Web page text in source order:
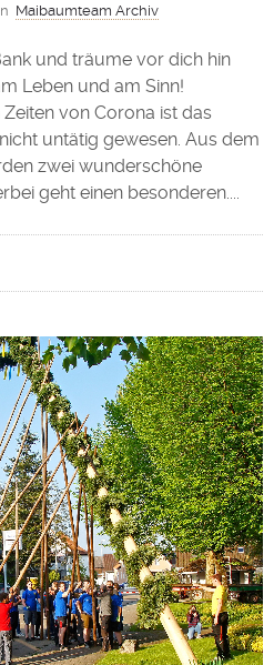
Maibaumteam Archiv
und träume vor dich hin
Leben und am Sinn!
von Corona ist das
untätig gewesen. Aus dem
zwei wunderschöne
geht einen besonderen....